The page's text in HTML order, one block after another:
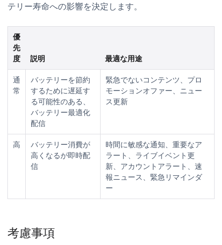
テリー寿命への影響を決定します。
優
先
度
説明 最適な用途
通
常
バッテリーを節約
するために遅延す
る可能性のある、
バッテリー最適化
配信
緊急でないコンテンツ、プロ
モーションオファー、ニュー
ス更新
高
バッテリー消費が
高くなるが即時配
信
時間に敏感な通知、重要なア
ラート、ライブイベント更
新、アカウントアラート、速
報ニュース、緊急リマインダ
ー
考慮事項